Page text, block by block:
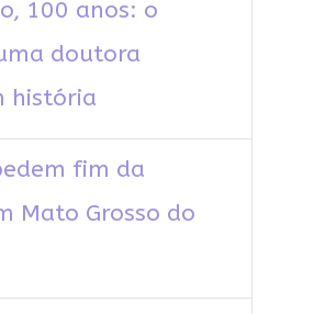
100 anos: o
doutora
história
fim da
Mato Grosso do